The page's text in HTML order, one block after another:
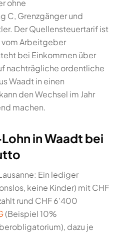
ohne
C, Grenzgänger und
Der Quellensteuertarif ist
Arbeitgeber
bei Einkommen über
nachträgliche ordentliche
Waadt in einen
den Wechsel im Jahr
machen.
in Waadt bei
Ein lediger
keine Kinder) mit CHF
rund CHF 6’400
(Beispiel 10%
dazu je